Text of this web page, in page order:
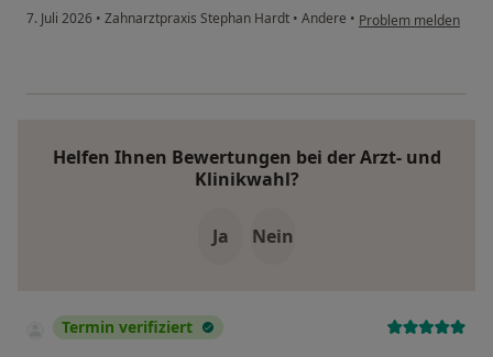
7. Juli 2026 • Zahnarztpraxis Stephan Hardt • Andere • Problem melden
Helfen Ihnen Bewertungen bei der Arzt- und
Klinikwahl?
Ja Nein
Termin verifiziert